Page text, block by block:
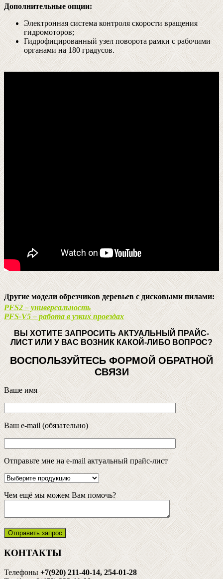
Дополнительные опции:
Электронная система контроля скорости вращения
гидромоторов;
Гидрофицированный узел поворота рамки с рабочими
органами на 180 градусов.
Другие модели обрезчиков деревьев с дисковыми пилами:
PFS2 – универсальность
PFS-V5 – работа в узких проездах
ВЫ ХОТИТЕ ЗАПРОСИТЬ АКТУАЛЬНЫЙ ПРАЙС-
ЛИСТ ИЛИ У ВАС ВОЗНИК КАКОЙ-ЛИБО ВОПРОС?
ВОСПОЛЬЗУЙТЕСЬ ФОРМОЙ ОБРАТНОЙ
СВЯЗИ
Ваше имя
Ваш e-mail (обязательно)
Отправьте мне на e-mail актуальный прайс-лист
Чем ещё мы можем Вам помочь?
КОНТАКТЫ
Телефоны+7(920) 211-40-14, 254-01-28